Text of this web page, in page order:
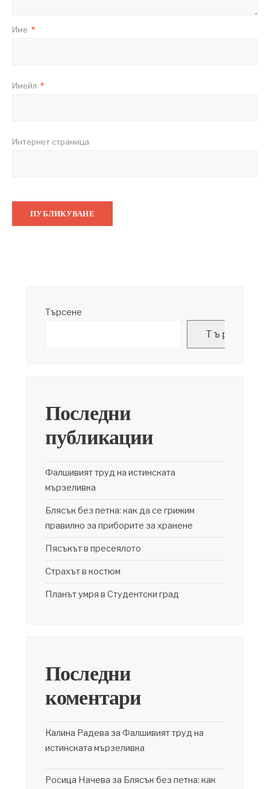
Име *
Имейл *
Интернет страница
Търсене
Търсене
Последни
публикации
Фалшивият труд на истинската
мързеливка
Блясък без петна: как да се грижим
правилно за приборите за хранене
Пясъкът в пресеялото
Страхът в костюм
Планът умря в Студентски град
Последни
коментари
Калина Радева за Фалшивият труд на
истинската мързеливка
Росица Начева за Блясък без петна: как